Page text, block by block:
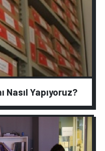
Nasıl Yapıyoruz?